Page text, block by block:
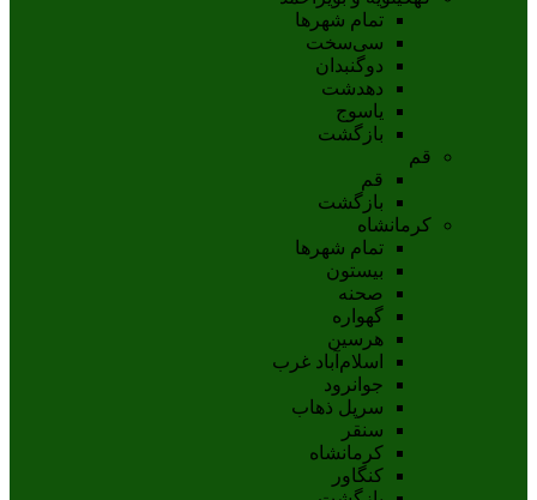
تمام شهر‌ها
سی‌سخت
دوگنبدان
دهدشت
ياسوج
بازگشت
قم
قم
بازگشت
کرمانشاه
تمام شهر‌ها
بیستون
صحنه
گهواره
هرسین
اسلام‌‌آباد غرب
جوانرود
سرپل ذهاب
سنقر
کرمانشاه
کنگاور